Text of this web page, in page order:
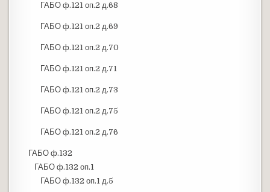
ГАБО ф.121 оп.2 д.68
ГАБО ф.121 оп.2 д.69
ГАБО ф.121 оп.2 д.70
ГАБО ф.121 оп.2 д.71
ГАБО ф.121 оп.2 д.73
ГАБО ф.121 оп.2 д.75
ГАБО ф.121 оп.2 д.76
ГАБО ф.132
ГАБО ф.132 оп.1
ГАБО ф.132 оп.1 д.5